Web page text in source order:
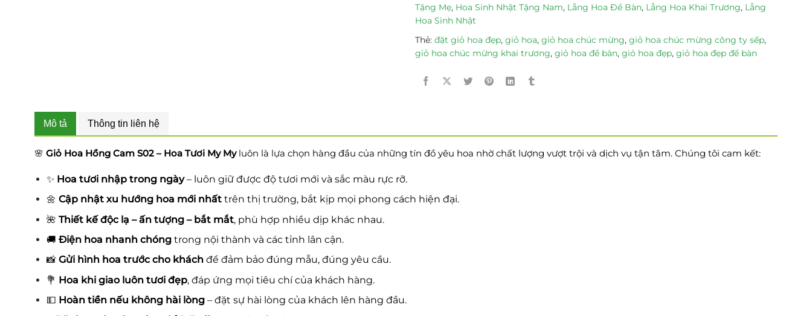
Tặng Mẹ, Hoa Sinh Nhật Tặng Nam, Lẵng Hoa Để Bàn, Lẵng Hoa Khai Trương, Lẵng
Hoa Sinh Nhật
Thẻ: đặt giỏ hoa đẹp, giỏ hoa, giỏ hoa chúc mừng, giỏ hoa chúc mừng công ty sếp,
giỏ hoa chúc mừng khai trương, giỏ hoa để bàn, giỏ hoa đẹp, giỏ hoa đẹp để bàn
Mô tả Thông tin liên hệ
🌸 Giỏ Hoa Hồng Cam S02 – Hoa Tươi My Myluôn là lựa chọn hàng đầu của những tín đồ yêu hoa nhờ chất lượng vượt trội và dịch vụ tận tâm. Chúng tôi cam kết:
✨ Hoa tươi nhập trong ngày– luôn giữ được độ tươi mới và sắc màu rực rỡ.
🌼Cập nhật xu hướng hoa mới nhất trên thị trường, bắt kịp mọi phong cách hiện đại.
🌺Thiết kế độc lạ – ấn tượng – bắt mắt, phù hợp nhiều dịp khác nhau.
🚚Điện hoa nhanh chóng trong nội thành và các tỉnh lân cận.
📸Gửi hình hoa trước cho khách để đảm bảo đúng mẫu, đúng yêu cầu.
💐 Hoa khi giao luôn tươi đẹp, đáp ứng mọi tiêu chí của khách hàng.
💵 Hoàn tiền nếu không hài lòng – đặt sự hài lòng của khách lên hàng đầu.